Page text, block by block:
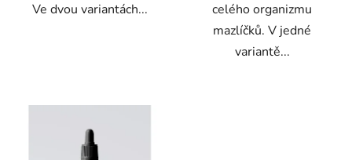
Ve dvou variantách...
celého organizmu
mazlíčků. V jedné
variantě...